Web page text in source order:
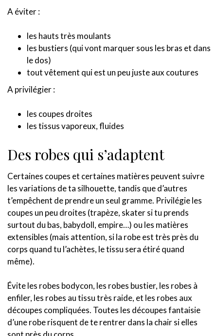
A éviter :
les hauts très moulants
les bustiers (qui vont marquer sous les bras et dans
le dos)
tout vêtement qui est un peu juste aux coutures
A privilégier :
les coupes droites
les tissus vaporeux, fluides
Des robes qui s’adaptent
Certaines coupes et certaines matières peuvent suivre
les variations de ta silhouette, tandis que d’autres
t’empêchent de prendre un seul gramme. Privilégie les
coupes un peu droites (trapèze, skater si tu prends
surtout du bas, babydoll, empire…) ou les matières
extensibles (mais attention, si la robe est très près du
corps quand tu l’achètes, le tissu sera étiré quand
même).
Évite les robes bodycon, les robes bustier, les robes à
enfiler, les robes au tissu très raide, et les robes aux
découpes compliquées. Toutes les découpes fantaisie
d’une robe risquent de te rentrer dans la chair si elles